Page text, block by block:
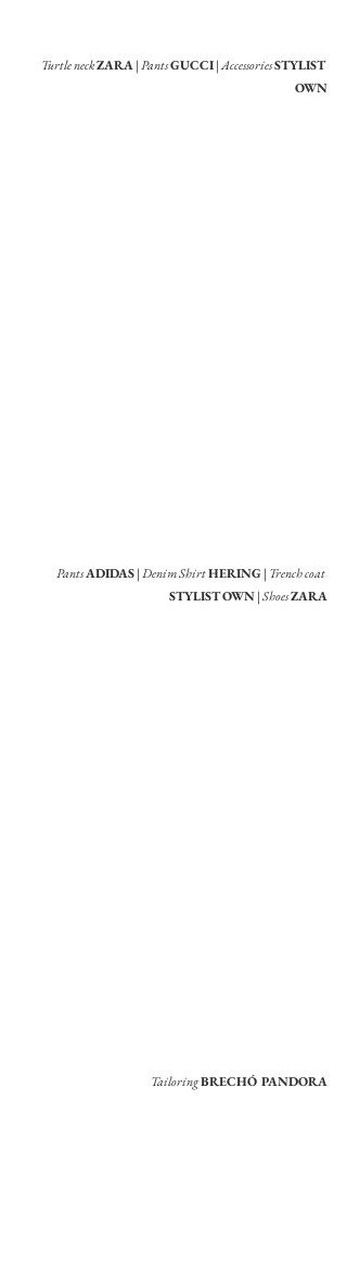
Turtle neckZARA | PantsGUCCI | AccessoriesSTYLIST
OWN
PantsADIDAS | Denim ShirtHERING | Trench coat
STYLIST OWN | ShoesZARA
TailoringBRECHÓ PANDORA